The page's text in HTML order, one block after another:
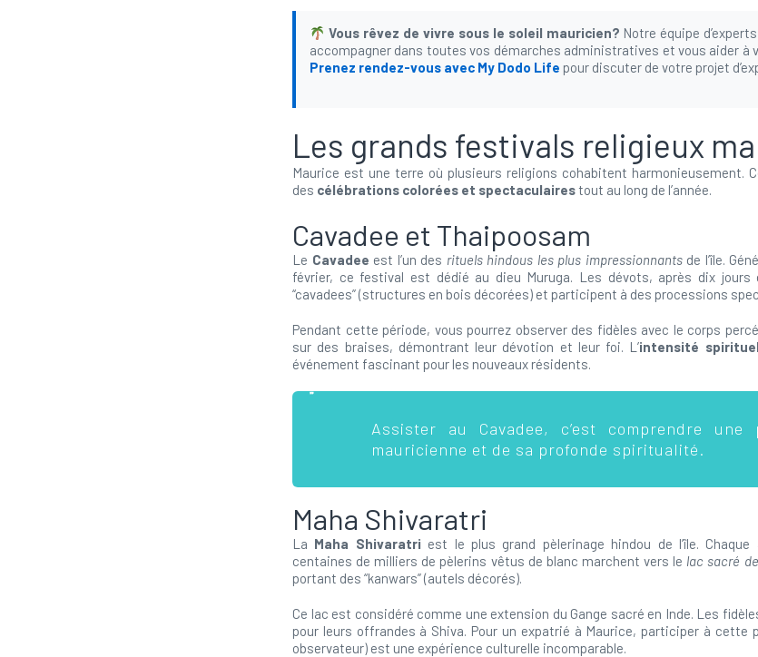
Vous rêvez de vivre sous le soleil mauricien? Notre équipe
accompagner dans toutes vos démarches administratives et vous aider à
Prenez rendez-vous avec My Dodo Life pour discuter de votre projet
Les grands festivals religieux
Maurice est une terre où plusieurs religions cohabitent harmonieusement.
des célébrations colorées et spectaculairestout au long de l’année.
Cavadee et Thaipoosam
Le Cavadee est l’un des rituels hindous les plus impressionnantsde l’île.
février, ce festival est dédié au dieu Muruga. Les dévots, après dix
“cavadees” (structures en bois décorées) et participent à des processions
Pendant cette période, vous pourrez observer des fidèles avec le corps
sur des braises, démontrant leur dévotion et leur foi. L’intensité
événement fascinant pour les nouveaux résidents.
Assister au Cavadee, c’est comprendre une
mauricienne et de sa profonde spiritualité.
Maha Shivaratri
La Maha Shivaratri est le plus grand pèlerinage hindou de l’île.
centaines de milliers de pèlerins vêtus de blanc marchent vers le lac sacré
portant des “kanwars” (autels décorés).
Ce lac est considéré comme une extension du Gange sacré en Inde. Les
pour leurs offrandes à Shiva. Pour un expatrié à Maurice, participer à cette
observateur) est une expérience culturelle incomparable.